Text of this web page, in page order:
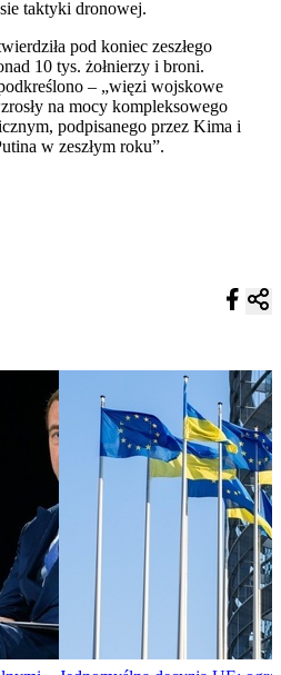
taktyki dronowej.
pod koniec zeszłego
10 tys. żołnierzy i broni.
– „więzi wojskowe
na mocy kompleksowego
podpisanego przez Kima i
w zeszłym roku”.